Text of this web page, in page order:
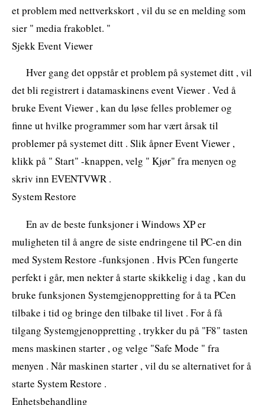
et problem med nettverkskort , vil du se en melding som
sier " media frakoblet. "
Sjekk Event Viewer
Hver gang det oppstår et problem på systemet ditt , vil
det bli registrert i datamaskinens event Viewer . Ved å
bruke Event Viewer , kan du løse felles problemer og
finne ut hvilke programmer som har vært årsak til
problemer på systemet ditt . Slik åpner Event Viewer ,
klikk på " Start" -knappen, velg " Kjør" fra menyen og
skriv inn EVENTVWR .
System Restore
En av de beste funksjoner i Windows XP er
muligheten til å angre de siste endringene til PC-en din
med System Restore -funksjonen . Hvis PCen fungerte
perfekt i går, men nekter å starte skikkelig i dag , kan du
bruke funksjonen Systemgjenoppretting for å ta PCen
tilbake i tid og bringe den tilbake til livet . For å få
tilgang Systemgjenoppretting , trykker du på "F8" tasten
mens maskinen starter , og velge "Safe Mode " fra
menyen . Når maskinen starter , vil du se alternativet for å
starte System Restore .
Enhetsbehandling